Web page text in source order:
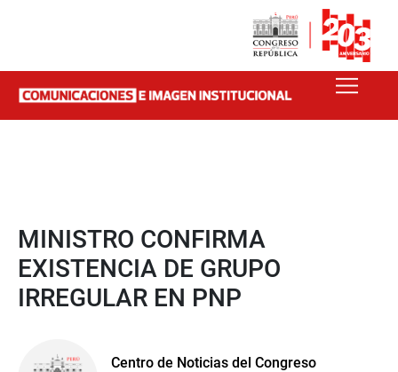
MINISTRO CONFIRMA
EXISTENCIA DE GRUPO
IRREGULAR EN PNP
Centro de Noticias del Congreso